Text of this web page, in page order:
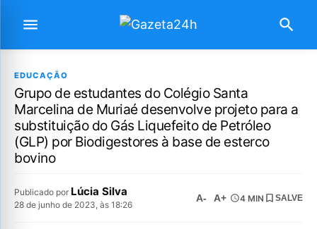
EDUCAÇÃO
Grupo de estudantes do Colégio Santa
Marcelina de Muriaé desenvolve projeto para a
substituição do Gás Liquefeito de Petróleo
(GLP) por Biodigestores à base de esterco
bovino
Publicado por Lúcia Silva
28 de junho de 2023, às 18:26
A- A+ 4 MIN SALVE